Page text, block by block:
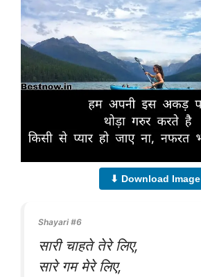
⬇ Download Image
Shayari #6
सारी चाहते तेरे लिए,
सारे गम मेरे लिए,